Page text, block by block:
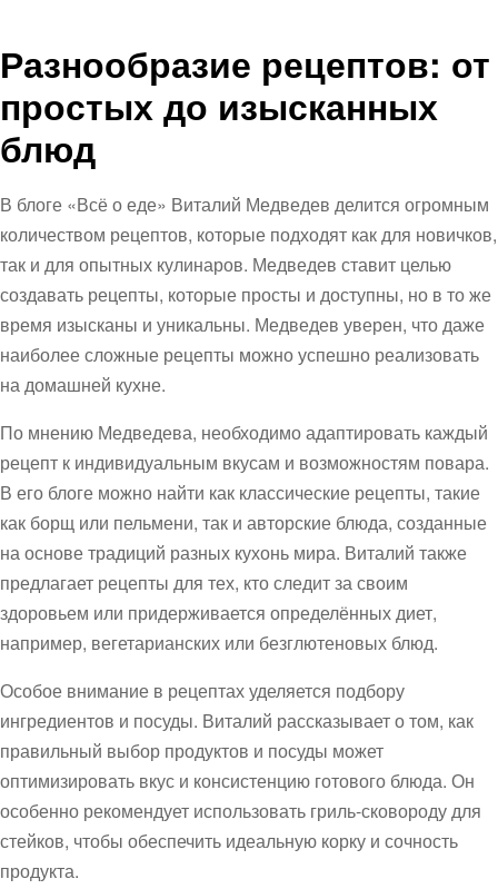
Разнообразие рецептов: от
простых до изысканных
блюд
В блоге «Всё о еде» Виталий Медведев делится огромным
количеством рецептов, которые подходят как для новичков,
так и для опытных кулинаров. Медведев ставит целью
создавать рецепты, которые просты и доступны, но в то же
время изысканы и уникальны. Медведев уверен, что даже
наиболее сложные рецепты можно успешно реализовать
на домашней кухне.
По мнению Медведева, необходимо адаптировать каждый
рецепт к индивидуальным вкусам и возможностям повара.
В его блоге можно найти как классические рецепты, такие
как борщ или пельмени, так и авторские блюда, созданные
на основе традиций разных кухонь мира. Виталий также
предлагает рецепты для тех, кто следит за своим
здоровьем или придерживается определённых диет,
например, вегетарианских или безглютеновых блюд.
Особое внимание в рецептах уделяется подбору
ингредиентов и посуды. Виталий рассказывает о том, как
правильный выбор продуктов и посуды может
оптимизировать вкус и консистенцию готового блюда. Он
особенно рекомендует использовать гриль-сковороду для
стейков, чтобы обеспечить идеальную корку и сочность
продукта.